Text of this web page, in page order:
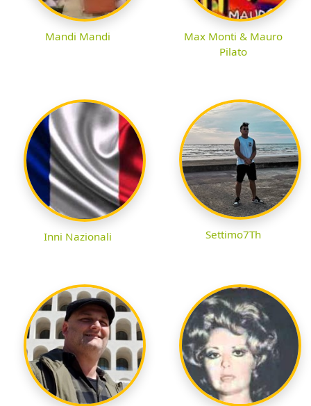
Mandi Mandi
Max Monti & Mauro
Pilato
Inni Nazionali Settimo7Th